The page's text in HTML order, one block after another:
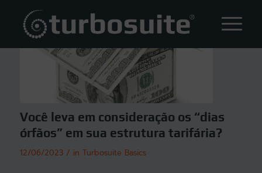
Você leva em consideração os “dias
órfãos” em sua estrutura tarifária?
12/06/2023 / in Turbosuite Basics